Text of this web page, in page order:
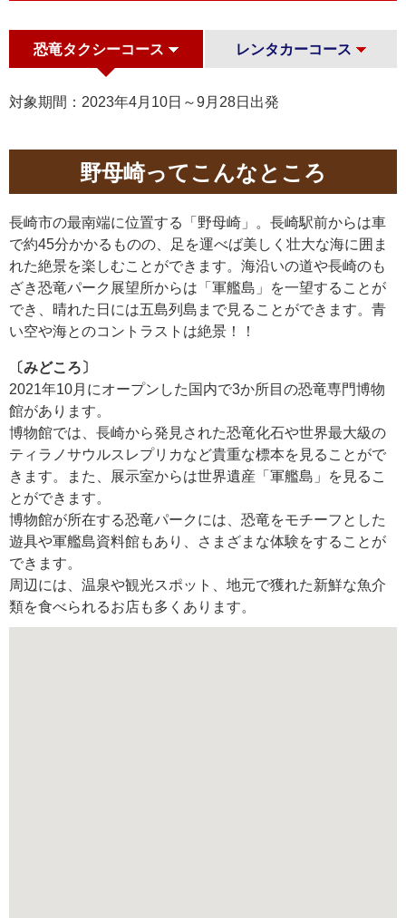
恐竜タクシーコース レンタカーコース
対象期間：2023年4月10日～9月28日出発
野母崎ってこんなところ
長崎市の最南端に位置する「野母崎」。長崎駅前からは車
で約45分かかるものの、足を運べば美しく壮大な海に囲ま
れた絶景を楽しむことができます。海沿いの道や長崎のも
ざき恐竜パーク展望所からは「軍艦島」を一望することが
でき、晴れた日には五島列島まで見ることができます。青
い空や海とのコントラストは絶景！！
〔みどころ〕
2021年10月にオープンした国内で3か所目の恐竜専門博物
館があります。
博物館では、長崎から発見された恐竜化石や世界最大級の
ティラノサウルスレプリカなど貴重な標本を見ることがで
きます。また、展示室からは世界遺産「軍艦島」を見るこ
とができます。
博物館が所在する恐竜パークには、恐竜をモチーフとした
遊具や軍艦島資料館もあり、さまざまな体験をすることが
できます。
周辺には、温泉や観光スポット、地元で獲れた新鮮な魚介
類を食べられるお店も多くあります。